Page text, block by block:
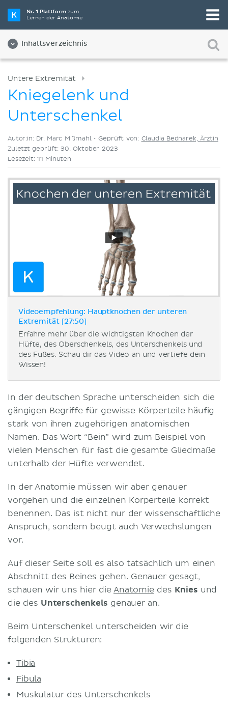
Nr. 1 Plattformzum
Lernen der Anatomie
Inhaltsverzeichnis
Wähle die beste Lernmethode für dich
Videos
Untere Extremität
Kniegelenk und
Unterschenkel
Autor:in: Dr. Marc Mißmahl •Geprüft von: Claudia Bednarek, Ärztin
Zuletzt geprüft: 30. Oktober 2023
Lesezeit: 11 Minuten
Videoempfehlung: Hauptknochen der unteren
Extremität [27:50]
Erfahre mehr über die wichtigsten Knochen der
Hüfte, des Oberschenkels, des Unterschenkels und
des Fußes. Schau dir das Video an und vertiefe dein
Wissen!
In der deutschen Sprache unterscheiden sich die
gängigen Begriffe für gewisse Körperteile häufig
stark von ihren zugehörigen anatomischen
Namen. Das Wort “Bein” wird zum Beispiel von
vielen Menschen für fast die gesamte Gliedmaße
unterhalb der Hüfte verwendet.
In der Anatomie müssen wir aber genauer
vorgehen und die einzelnen Körperteile korrekt
benennen. Das ist nicht nur der wissenschaftliche
Anspruch, sondern beugt auch Verwechslungen
vor.
Auf dieser Seite soll es also tatsächlich um einen
Abschnitt des Beines gehen. Genauer gesagt,
schauen wir uns hier die Anatomie des Knies und
die des Unterschenkels genauer an.
Beim Unterschenkel unterscheiden wir die
folgenden Strukturen:
Tibia
Fibula
Muskulatur des Unterschenkels